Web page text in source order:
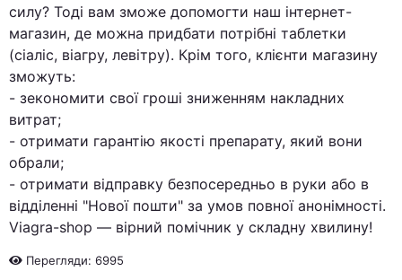
силу? Тоді вам зможе допомогти наш інтернет-
магазин, де можна придбати потрібні таблетки
(сіаліс, віагру, левітру). Крім того, клієнти магазину
зможуть:
- зекономити свої гроші зниженням накладних
витрат;
- отримати гарантію якості препарату, який вони
обрали;
- отримати відправку безпосередньо в руки або в
відділенні "Нової пошти" за умов повної анонімності.
Viagra-shop — вірний помічник у складну хвилину!
Перегляди: 6995